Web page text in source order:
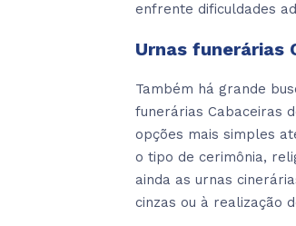
enfrente dificuldades
Urnas funerárias
Também há grande
funerárias Cabaceiras
opções mais simples
o tipo de cerimônia,
ainda as urnas
cinzas ou à realização